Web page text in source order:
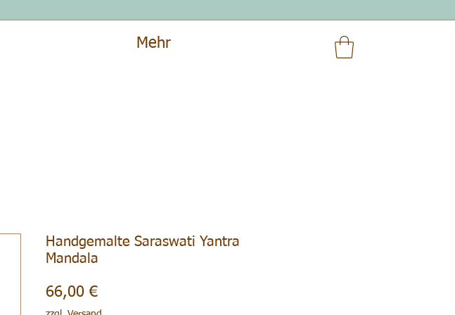
Mehr
Handgemalte Saraswati Yantra
Mandala
66,00 €Preis